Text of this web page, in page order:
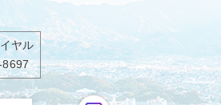
ヤル